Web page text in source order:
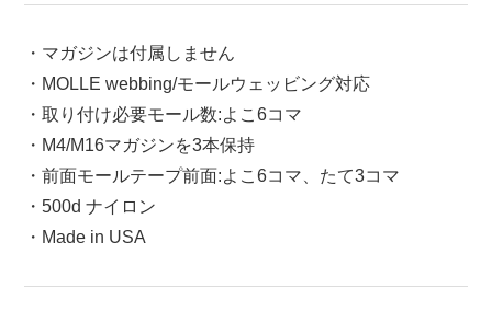
・マガジンは付属しません
・MOLLE webbing/モールウェッビング対応
・取り付け必要モール数:よこ6コマ
・M4/M16マガジンを3本保持
・前面モールテープ前面:よこ6コマ、たて3コマ
・500d ナイロン
・Made in USA